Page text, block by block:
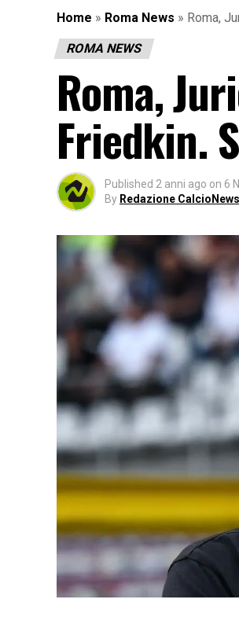
Home » Roma News » Roma,
ROMA NEWS
Roma,
Friedkin.
Published 2 anni ago on 6
By Redazione